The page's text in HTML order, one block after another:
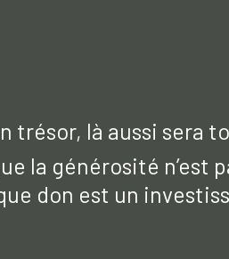
trésor, là aussi sera
la générosité
don est un